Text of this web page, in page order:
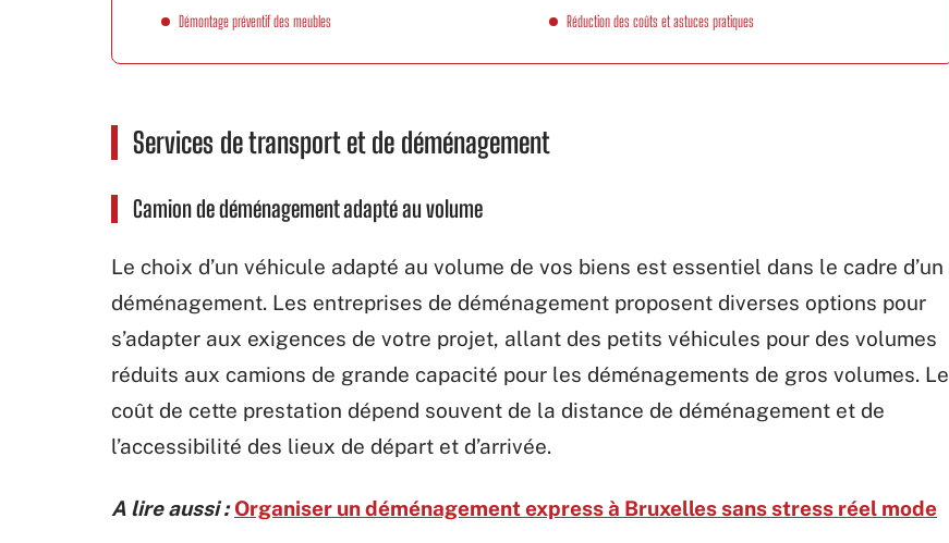
Démontage préventif des meubles Réduction des coûts et astuces pratiques
Services de transport et de déménagement
Camion de déménagement adapté au volume
Le choix d’un véhicule adapté au volume de vos biens est essentiel dans le cadre d’un
déménagement. Les entreprises de déménagement proposent diverses options pour
s’adapter aux exigences de votre projet, allant des petits véhicules pour des volumes
réduits aux camions de grande capacité pour les déménagements de gros volumes. Le
coût de cette prestation dépend souvent de la distance de déménagement et de
l’accessibilité des lieux de départ et d’arrivée.
A lire aussi : Organiser un déménagement express à Bruxelles sans stress réel mode